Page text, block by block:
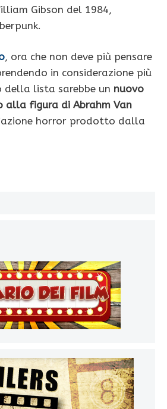
Gibson del 1984,
, ora che non deve più pensare
in considerazione più
della lista sarebbe un nuovo
alla figura di Abrahm Van
horror prodotto dalla